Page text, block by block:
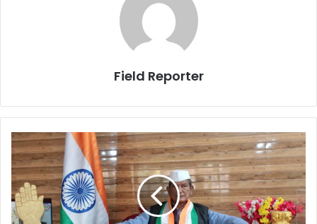
Field Reporter
राहुल
जी,
उत्तराखंड
का
राहुल
मैं